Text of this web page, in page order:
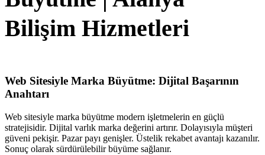
Bilişim Hizmetleri
Web Sitesiyle Marka Büyütme: Dijital Başarının
Anahtarı
Web sitesiyle marka büyütme modern işletmelerin en güçlü
stratejisidir. Dijital varlık marka değerini artırır. Dolayısıyla müşteri
güveni pekişir. Pazar payı genişler. Üstelik rekabet avantajı kazanılır.
Sonuç olarak sürdürülebilir büyüme sağlanır.